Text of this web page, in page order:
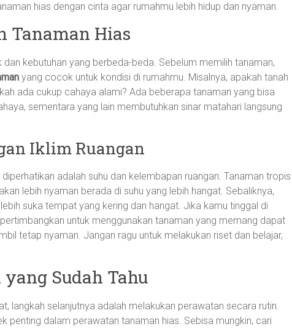
hias dengan cinta agar rumahmu lebih hidup dan nyaman.
Tanaman Hias
kebutuhan yang berbeda-beda. Sebelum memilih tanaman,
yang cocok untuk kondisi di rumahmu. Misalnya, apakah tanah
ada cukup cahaya alami? Ada beberapa tanaman yang bisa
sementara yang lain membutuhkan sinar matahari langsung
Iklim Ruangan
adalah suhu dan kelembapan ruangan. Tanaman tropis
lebih nyaman berada di suhu yang lebih hangat. Sebaliknya,
suka tempat yang kering dan hangat. Jika kamu tinggal di
untuk menggunakan tanaman yang memang dapat
tetap nyaman. Jangan ragu untuk melakukan riset dan belajar,
Sudah Tahu
langkah selanjutnya adalah melakukan perawatan secara rutin.
penting dalam perawatan tanaman hias. Sebisa mungkin, cari